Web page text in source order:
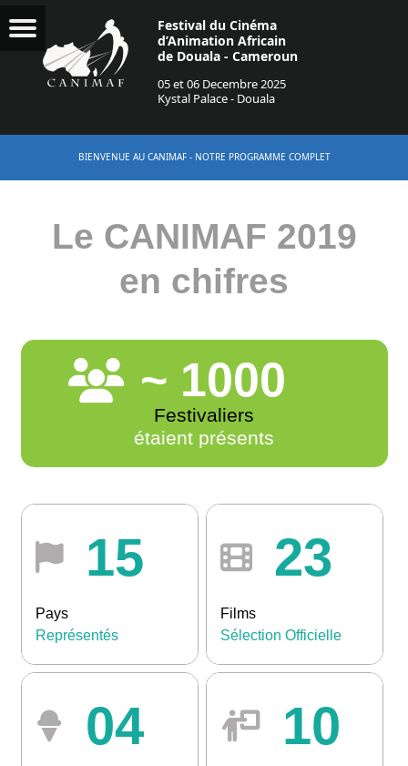
Festival du Cinéma
d’Animation Africain
de Douala - Cameroun
05 et 06 Decembre 2025
Kystal Palace - Douala
BIENVENUE AU CANIMAF - NOTRE PROGRAMME COMPLET
Le CANIMAF 2019
en chifres
~ 1000
Festivaliers
étaient présents
15
Pays
Représentés
23
Films
Sélection Officielle
04 10